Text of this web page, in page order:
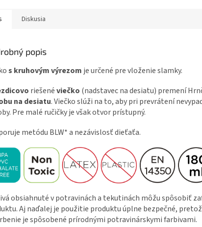
Diskusia
popis
s kruhovým výrezom je určené pre vloženie slamky.
riešenéviečko (nadstavec na desiatu) premení
na desiatu. Viečko slúži na to, aby pri prevrátení
Pre malé ručičky je však otvor prístupný.
metódu BLW* a nezávislosť dieťaťa.
obsiahnuté v potravinách a tekutinách môžu spôsobiť
Aj naďalej je použitie produktu úplne bezpečné,
je spôsobené prírodnými potravinárskymi farbivami.